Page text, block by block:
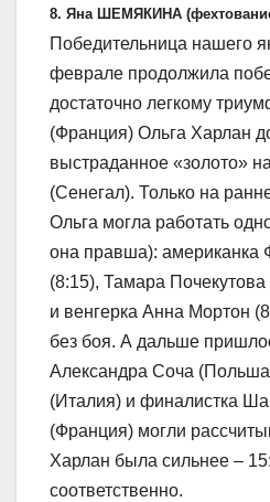
8. Яна ШЕМЯКИНА
Победительница нашего
феврале продолжила
достаточно легкому
(Франция) Ольга Харлан
выстраданное «золото»
(Сенегал). Только на
Ольга могла работать
она правша): американка
(8:15), Тамара Почекутова
и венгерка Анна Мортон
без боя. А дальше
Александра Соча
(Италия) и финалистка
(Франция) могли
Харлан была сильнее –
соответственно.